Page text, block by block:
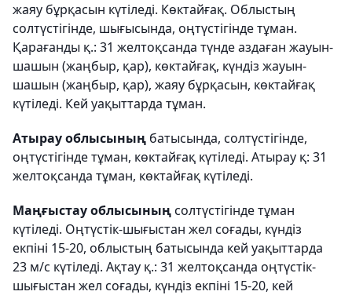
жаяу бұрқасын күтіледі. Көктайғақ. Облыстың
солтүстігінде, шығысында, оңтүстігінде тұман.
Қарағанды қ.: 31 желтоқсанда түнде аздаған жауын-
шашын (жаңбыр, қар), көктайғақ, күндіз жауын-
шашын (жаңбыр, қар), жаяу бұрқасын, көктайғақ
күтіледі. Кей уақыттарда тұман.
Атырау облысының батысында, солтүстігінде,
оңтүстігінде тұман, көктайғақ күтіледі. Атырау қ: 31
желтоқсанда тұман, көктайғақ күтіледі.
Маңғыстау облысыныңсолтүстігінде тұман
күтіледі. Оңтүстік-шығыстан жел соғады, күндіз
екпіні 15-20, облыстың батысында кей уақыттарда
23 м/с күтіледі. Ақтау қ.: 31 желтоқсанда оңтүстік-
шығыстан жел соғады, күндіз екпіні 15-20, кей